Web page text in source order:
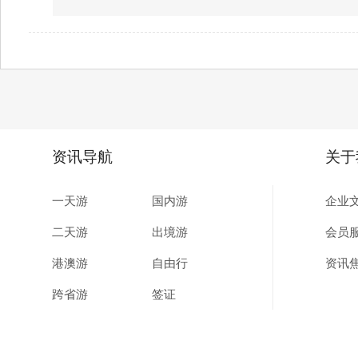
资讯导航
一天游 国内游
二天游 出境游
港澳游 自由行
跨省游 签证
关
企业
会员
资讯